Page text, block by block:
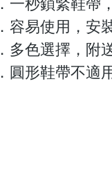
．一秒鎖緊鞋帶
．容易使用，安
．多色選擇，附
．圓形鞋帶不適